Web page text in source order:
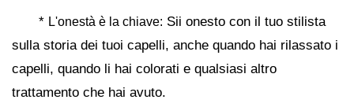
* L'onestà è la chiave: Sii onesto con il tuo stilista
sulla storia dei tuoi capelli, anche quando hai rilassato i
capelli, quando li hai colorati e qualsiasi altro
trattamento che hai avuto.